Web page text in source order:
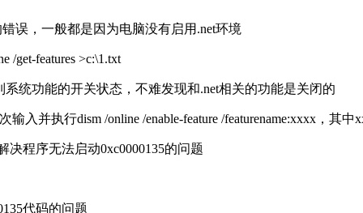
误，一般都是因为电脑没有启用.net环境
get-features >c:\1.txt
统功能的开关状态，不难发现和.net相关的功能是关闭的
入并执行dism /online /enable-feature /featurename:xxxx，其
决程序无法启动0xc0000135的问题
代码的问题